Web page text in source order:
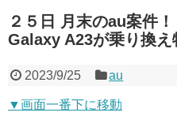
２５日 月末のau案件
Galaxy A23が乗り換え
2023/9/25 au
▼画面一番下に移動